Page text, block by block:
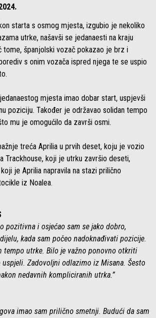
starta s osmog mjesta, izgubio je nekoliko
utrke, našavši se jedanaesti na kraju
tome, španjolski vozač pokazao je brz i
s onim vozača ispred njega te se uspio
mjesta imao dobar start, uspjevši
poziciju. Također je održavao solidan tempo
mu je omogućilo da završi osmi.
treća Aprilia u prvih deset, koju je vozio
Trackhouse, koji je utrku završio deseti,
je Aprilia napravila na stazi prilično
iz Noalea.
pozitivna i osjećao sam se jako dobro,
kada sam počeo nadoknađivati ​​pozicije.
tempo utrke. Bilo je važno ponovno otkriti
Zadovoljni odlazimo iz Misana. Šesto
nedavnih kompliciranih utrka.”
imao sam prilično smetnji. Budući da sam